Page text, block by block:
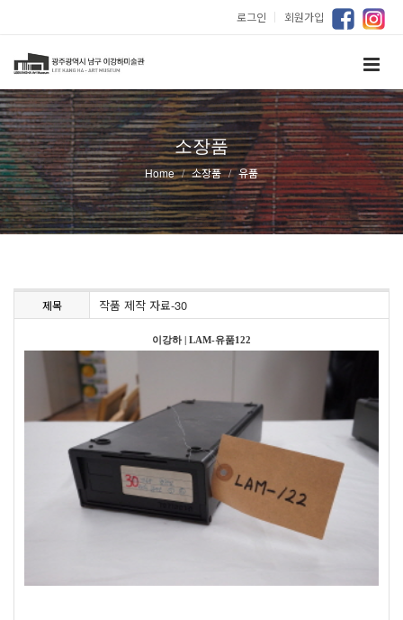
로그인 ｜ 회원가입
소장품
Home 소장품 유품
제목 작품 제작 자료-30
이강하 LAM-유품122